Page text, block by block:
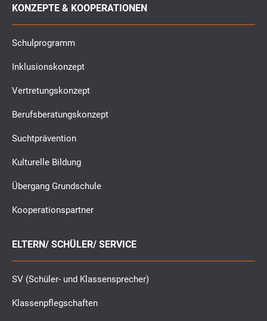
KONZEPTE & KOOPERATIONEN
Schulprogramm
Inklusionskonzept
Vertretungskonzept
Berufsberatungskonzept
Suchtprävention
Kulturelle Bildung
Übergang Grundschule
Kooperationspartner
ELTERN/ SCHÜLER/ SERVICE
SV (Schüler- und Klassensprecher)
Klassenpflegschaften